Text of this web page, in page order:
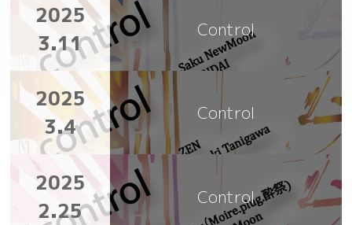
2025
3.11
Control
2025
3.4
Control
2025
2.25
Control